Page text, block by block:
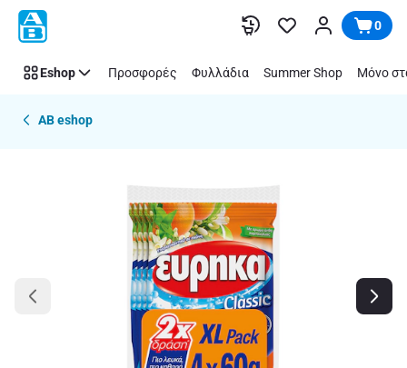
Παράλειψη 0
Eshop Προσφορές Φυλλάδια Summer Shop Μόνο
AB eshop